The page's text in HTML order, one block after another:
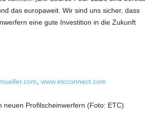
das europaweit. Wir sind uns sicher, dass
eine gute Investition in die Zukunft
www.etcconnect.com
neuen Profilscheinwerfern (Foto: ETC)